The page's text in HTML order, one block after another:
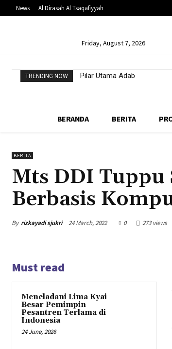
News Al Dirasah Al Tsaqafiyyah
Friday, August 7, 2026
TRENDING NOW Pilar Utama Adab
BERANDA BERITA
BERITA
Mts DDI Tuppu
Berbasis
By rizkayadi sjukri 24 March, 2022 0 273 views
Must read
Meneladani Lima Kyai
Besar Pemimpin
Pesantren Terlama di
Indonesia
24 June, 2026